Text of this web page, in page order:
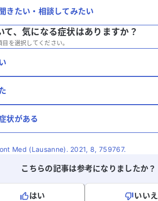
きたい・相談してみたい
、 気になる症状はありますか？
を選択してください。
状がある
Med (Lausanne). 2021, 8, 759767.
こちらの記事は参考になりましたか？
はい
いいえ